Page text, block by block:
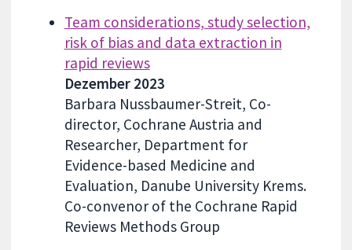
Team considerations, study selection,
risk of bias and data extraction in
rapid reviews
Dezember 2023
Barbara Nussbaumer-Streit, Co-
director, Cochrane Austria and
Researcher, Department for
Evidence-based Medicine and
Evaluation, Danube University Krems.
Co-convenor of the Cochrane Rapid
Reviews Methods Group